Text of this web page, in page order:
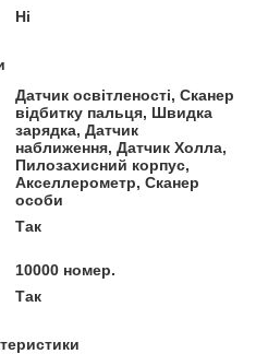
Ні
Датчик освітленості, Сканер
відбитку пальця, Швидка
зарядка, Датчик
наближення, Датчик Холла,
Пилозахисний корпус,
Акселлерометр, Сканер
особи
Так
10000 номер.
Так